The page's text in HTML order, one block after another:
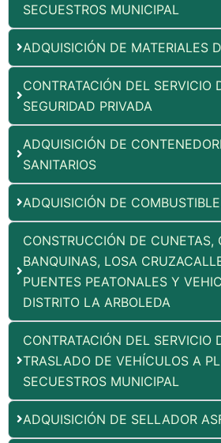
SECUESTROS MUNICIPAL
ADQUISICIÓN DE MATERIALES
CONTRATACIÓN DEL SERVICIO
SEGURIDAD PRIVADA
ADQUISICIÓN DE
SANITARIOS
ADQUISICIÓN DE
CONSTRUCCIÓN DE CUNETAS,
BANQUINAS, LOSA
PUENTES PEATONALES Y
DISTRITO LA ARBOLEDA
CONTRATACIÓN DEL SERVICIO
TRASLADO DE VEHÍCULOS A
SECUESTROS MUNICIPAL
ADQUISICIÓN DE SELLADOR